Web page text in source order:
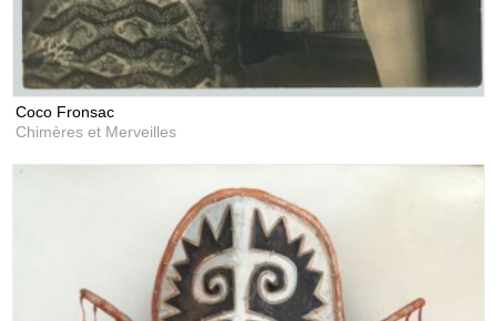
Coco Fronsac
Chimères et Merveilles